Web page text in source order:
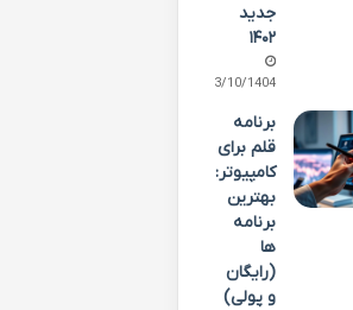
جدید
۱۴۰۲
13/10/1404
برنامه
قلم برای
کامپیوتر:
بهترین
برنامه
ها
(رایگان
و پولی)